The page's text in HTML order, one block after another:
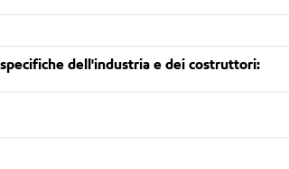
dell'industria e dei costruttori: